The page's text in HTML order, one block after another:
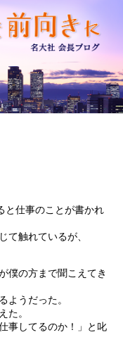
と仕事のことが書かれ
て触れているが、
僕の方まで聞こえてき
ようだった。
た。
事してるのか！」と叱